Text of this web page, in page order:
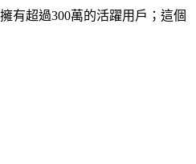
有超過300萬的活躍用戶；這個